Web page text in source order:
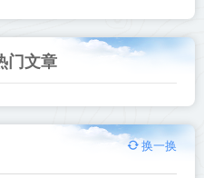
门文章
换一换